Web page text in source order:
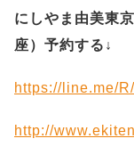
にしやま由美東
座）予約する ↓
https://line.me/
http://